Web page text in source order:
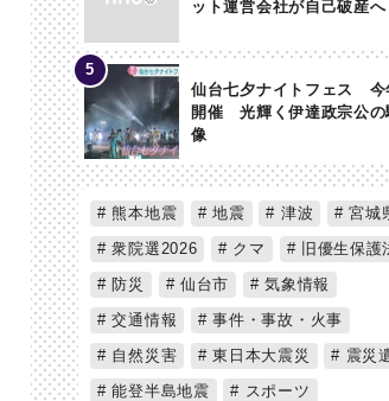
ット運営会社が自己破産へ
仙台七夕ナイトフェス 今
開催 光輝く伊達政宗公の
像
熊本地震 地震 津波
宮城
衆院選2026
クマ
旧優生保護
防災
仙台市
気象情報
交通情報
事件・事故・火事
自然災害
東日本大震災
震災
能登半島地震
スポーツ